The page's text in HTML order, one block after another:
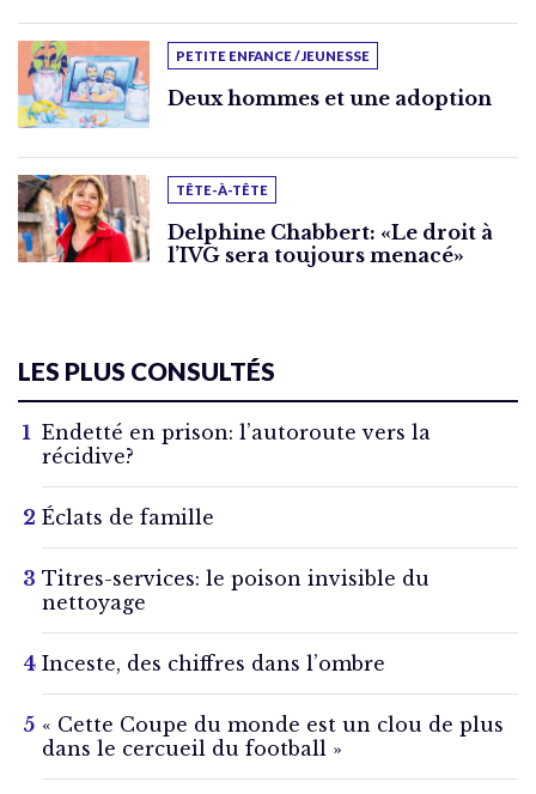
PETITE ENFANCE / JEUNESSE
Deux hommes et une adoption
TÊTE-À-TÊTE
Delphine Chabbert: «Le droit à
l’IVG sera toujours menacé»
LES PLUS CONSULTÉS
Endetté en prison: l’autoroute vers la
récidive?
Éclats de famille
Titres-services: le poison invisible du
nettoyage
Inceste, des chiffres dans l’ombre
« Cette Coupe du monde est un clou de plus
dans le cercueil du football »